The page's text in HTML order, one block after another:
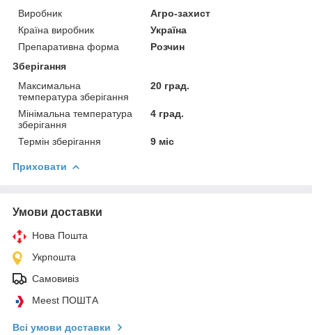
Виробник
Агро-захист
Країна виробник
Україна
Препаративна форма
Розчин
Зберігання
Максимальна
температура зберігання
20 град.
Мінімальна температура
зберігання
4 град.
Термін зберігання 9 міс
Приховати
Умови доставки
Нова Пошта
Укрпошта
Самовивіз
Meest ПОШТА
Всі умови доставки